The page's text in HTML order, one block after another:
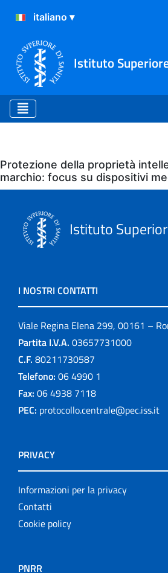
Istituto
Eventi
Protezione della proprietà
marchio: focus su dispositivi
Istituto
I NOSTRI CONTATTI
Viale Regina Elena 299, 00161 –
Partita I.V.A. 03657731000
C.F. 80211730587
Telefono: 06 4990 1
Fax: 06 4938 7118
PEC: protocollo.centrale@pec.iss.it
PRIVACY
Informazioni per la privacy
Contatti
Cookie policy
PNRR